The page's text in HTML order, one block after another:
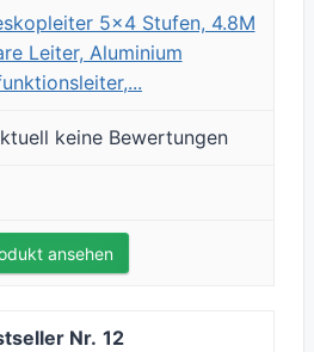
5x4 Stufen, 4.8M
Leiter, Aluminium
keine Bewertungen
ansehen
12